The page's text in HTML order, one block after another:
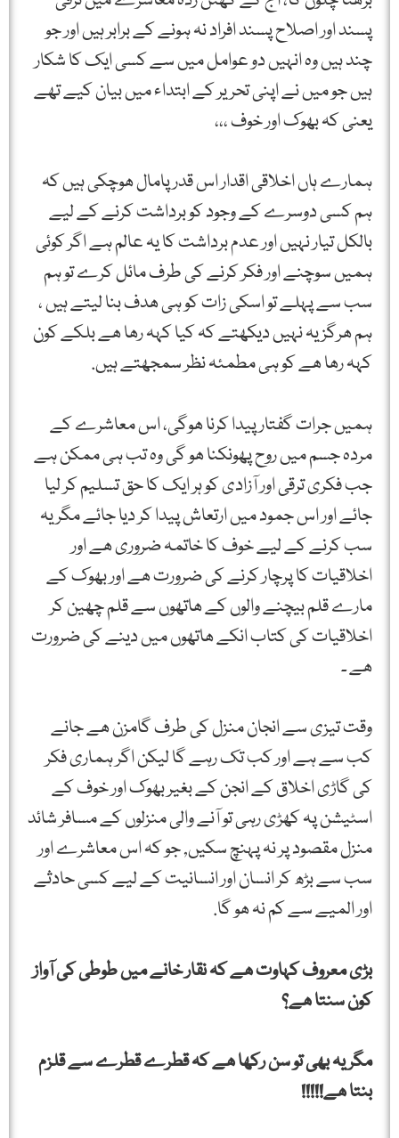
پسند اور اصلاح پسند افراد نہ ہونے کے برابر ہیں اور جو
چند ہیں وہ انہیں دو عوامل میں سے کسی ایک کا شکار
ہیں جو میں نے اپنی تحریر کے ابتداء میں بیان کیے تھے
یعنی کہ بھوک اور خوف ،،،
ہمارے ہاں اخلاقی اقدار اس قدر پامال ھوچکی ہیں کہ
ہم کسی دوسرے کے وجود کو برداشت کرنے کے لیے
بالکل تیار نہیں اور عدم برداشت کا یہ عالم ہے اگر کوئی
ہمیں سوچنے اور فکر کرنے کی طرف مائل کرے تو ہم
سب سے پہلے تو اسکی زات کو ہی ھدف بنا لیتے ہیں ،
ہم ھرگز یہ نہیں دیکھتے کہ کیا کہہ رھا ھے بلکے کون
کہہ رھا ھے کو ہی مطمئہ نظر سمجھتے ہیں.
ہمیں جرات گفتار پیدا کرنا ھوگی، اس معاشرے کے
مردہ جسم میں روح پھونکنا ھو گی وہ تب ہی ممکن ہے
جب فکری ترقی اور آزادی کو ہر ایک کا حق تسلیم کر لیا
جائے اور اس جمود میں ارتعاش پیدا کر دیا جائے مگر یہ
سب کرنے کے لیے خوف کا خاتمہ ضروری ھے اور
اخلاقیات کا پرچار کرنے کی ضرورت ھے اور بھوک کے
مارے قلم بیچنے والوں کے ھاتھوں سے قلم چھین کر
اخلاقیات کی کتاب انکے ھاتھوں میں دینے کی ضرورت
ھے ۔
وقت تیزی سے انجان منزل کی طرف گامزن ھے جانے
کب سے ہے اور کب تک رہے گا لیکن اگر ہماری فکر
کی گاڑی اخلاق کے انجن کے بغیر بھوک اور خوف کے
اسٹیشن پہ کھڑی رہی تو آنے والی منزلوں کے مسافر شائد
منزل مقصود پر نہ پہنچ سکیں, جو کہ اس معاشرے اور
سب سے بڑھ کر انسان اور انسانیت کے لیے کسی حادثے
اور المیے سے کم نہ ھو گا.
بڑی معروف کہاوت ھے کہ نقار خانے میں طوطی کی آواز
کون سنتا ھے؟
مگر یہ بھی تو سن رکھا ھے کہ قطرے قطرے سے قلزم
بنتا ھے!!!!!